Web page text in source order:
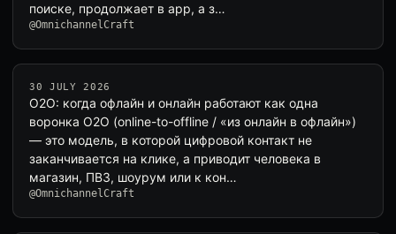
поиске, продолжает в app, а з…
@OmnichannelCraft
30 JULY 2026
O2O: когда офлайн и онлайн работают как одна
воронка O2O (online-to-offline / «из онлайн в офлайн»)
— это модель, в которой цифровой контакт не
заканчивается на клике, а приводит человека в
магазин, ПВЗ, шоурум или к кон…
@OmnichannelCraft